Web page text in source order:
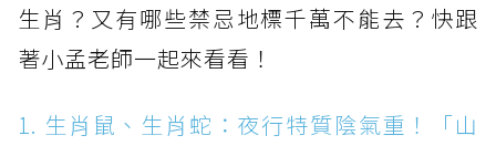
生肖？又有哪些禁忌地標千萬不能去？快跟
著小孟老師一起來看看！
1. 生肖鼠、生肖蛇：夜行特質陰氣重！「山